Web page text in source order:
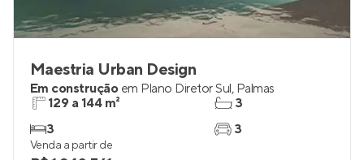
Maestria Urban Design
Em construção em Plano Diretor Sul, Palmas
129 a 144 m²
3
3
3
Venda a partir de